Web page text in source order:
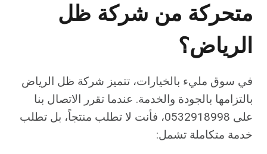
متحركة من شركة ظل
الرياض؟
في سوق مليء بالخيارات، تتميز شركة ظل الرياض
بالتزامها بالجودة والخدمة. عندما تقرر الاتصال بنا
على 0532918998، فأنت لا تطلب منتجاً، بل تطلب
خدمة متكاملة تشمل: